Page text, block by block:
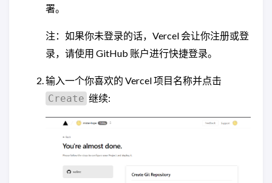
署。
注：如果你未登录的话，Vercel 会让你注册或登
录，请使用 GitHub 账户进行快捷登录。
输入一个你喜欢的 Vercel 项目名称并点击
Create 继续: